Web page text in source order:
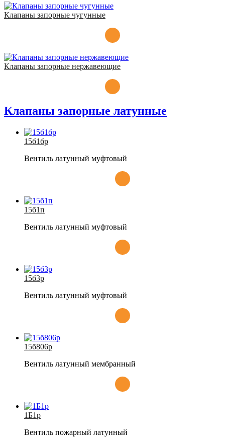
Клапаны запорные чугунные
Клапаны запорные нержавеющие
Клапаны запорные латунные
15б1бр
Вентиль латунный муфтовый
15б1п
Вентиль латунный муфтовый
15б3р
Вентиль латунный муфтовый
15б806р
Вентиль латунный мембранный
1Б1р
Вентиль пожарный латунный